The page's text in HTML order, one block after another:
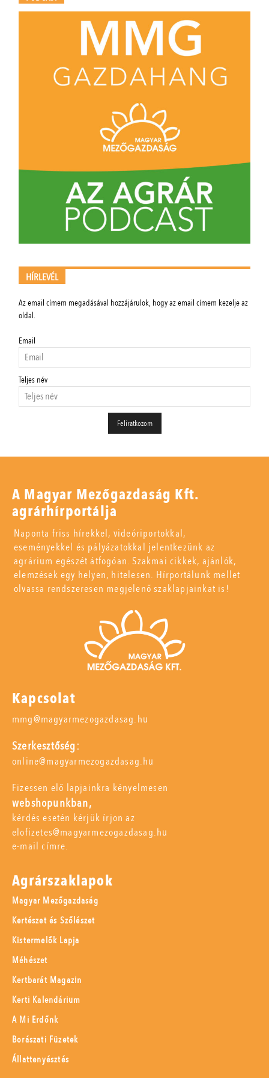
HÍRLEVÉL
Az email címem megadásával hozzájárulok, hogy az email címem kezelje az
oldal.
Email
Teljes név
A Magyar Mezőgazdaság Kft.
agrárhírportálja
Naponta friss hírekkel, videóriportokkal,
eseményekkel és pályázatokkal jelentkezünk az
agrárium egészét átfogóan. Szakmai cikkek, ajánlók,
elemzések egy helyen, hitelesen. Hírportálunk mellet
olvassa rendszeresen megjelenő szaklapjainkat is!
Kapcsolat
mmg@magyarmezogazdasag.hu
Szerkesztőség:
online@magyarmezogazdasag.hu
Fizessen elő lapjainkra kényelmesen
webshopunkban,
kérdés esetén kérjük írjon az
elofizetes@magyarmezogazdasag.hu
e-mail címre.
Agrárszaklapok
Magyar Mezőgazdaság
Kertészet és Szőlészet
Kistermelők Lapja
Méhészet
Kertbarát Magazin
Kerti Kalendárium
A Mi Erdőnk
Borászati Füzetek
Állattenyésztés